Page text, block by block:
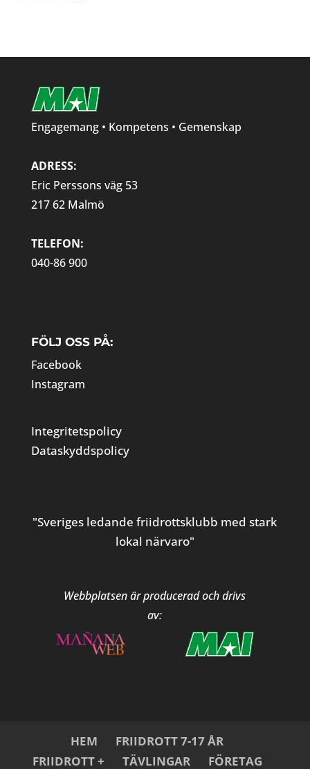
Engagemang • Kompetens • Gemenskap
ADRESS:
Eric Perssons väg 53
217 62 Malmö
TELEFON:
040-86 900
FÖLJ OSS PÅ:
Facebook
Instagram
Integritetspolicy
Dataskyddspolicy
"Sveriges ledande friidrottsklubb med stark
lokal närvaro"
Webbplatsen är producerad och drivs
av:
HEM
FRIIDROTT 7-17 ÅR
FRIIDROTT +
TÄVLINGAR FÖRETAG